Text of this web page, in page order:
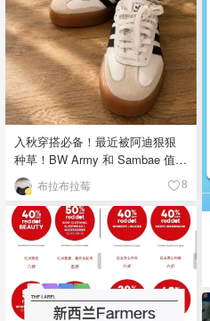
入秋穿搭必备！最近被阿迪狠狠
种草！BW Army 和 Sambae 值得
拥有！布拉布拉莓 8